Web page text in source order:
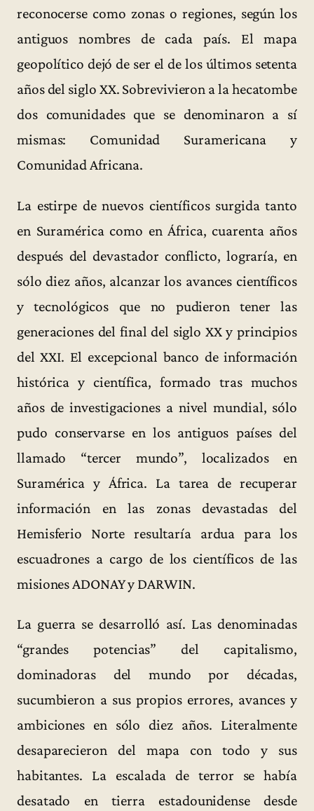
reconocerse como zonas o regiones, según los
antiguos nombres de cada país. El mapa
geopolítico dejó de ser el de los últimos setenta
años del siglo XX. Sobrevivieron a la hecatombe
dos comunidades que se denominaron a sí
mismas: Comunidad Suramericana y
Comunidad Africana.
La estirpe de nuevos científicos surgida tanto
en Suramérica como en África, cuarenta años
después del devastador conflicto, lograría, en
sólo diez años, alcanzar los avances científicos
y tecnológicos que no pudieron tener las
generaciones del final del siglo XX y principios
del XXI. El excepcional banco de información
histórica y científica, formado tras muchos
años de investigaciones a nivel mundial, sólo
pudo conservarse en los antiguos países del
llamado “tercer mundo”, localizados en
Suramérica y África. La tarea de recuperar
información en las zonas devastadas del
Hemisferio Norte resultaría ardua para los
escuadrones a cargo de los científicos de las
misiones ADONAY y DARWIN.
La guerra se desarrolló así. Las denominadas
“grandes potencias” del capitalismo,
dominadoras del mundo por décadas,
sucumbieron a sus propios errores, avances y
ambiciones en sólo diez años. Literalmente
desaparecieron del mapa con todo y sus
habitantes. La escalada de terror se había
desatado en tierra estadounidense desde